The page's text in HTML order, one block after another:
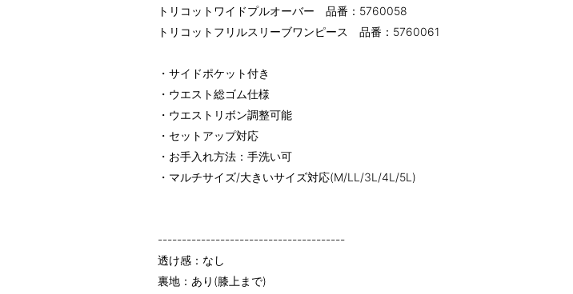
トリコットワイドプルオーバー 品番：5760058
トリコットフリルスリーブワンピース 品番：5760061
・サイドポケット付き
・ウエスト総ゴム仕様
・ウエストリボン調整可能
・セットアップ対応
・お手入れ方法：手洗い可
・マルチサイズ/大きいサイズ対応(M/LL/3L/4L/5L)
---------------------------------------
透け感：なし
裏地：あり(膝上まで)